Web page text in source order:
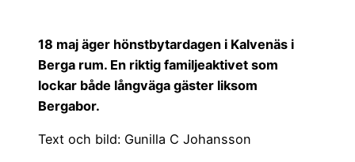
18 maj äger hönstbytardagen i Kalvenäs i
Berga rum. En riktig familjeaktivet som
lockar både långväga gäster liksom
Bergabor.
Text och bild: Gunilla C Johansson